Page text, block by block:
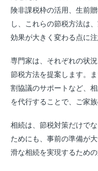
険非課税枠の活用、生前
し、これらの節税方法は
効果が大きく変わる点に注
専門家は、それぞれの状
節税方法を提案します。
割協議のサポートなど、
を代行することで、ご家
相続は、節税対策だけで
ためにも、事前の準備が
滑な相続を実現するため